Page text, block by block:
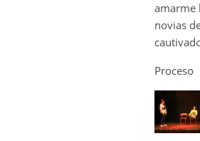
amarme
novias
Proceso